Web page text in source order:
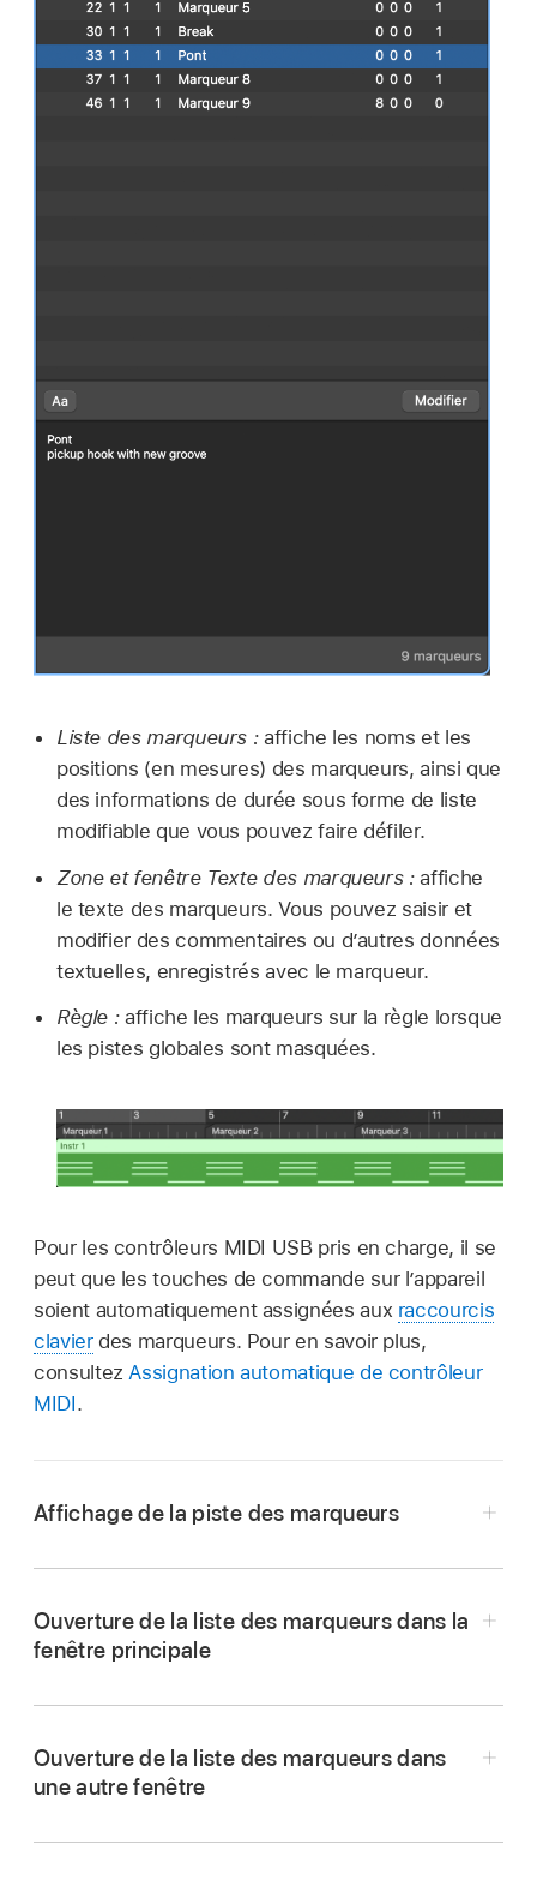
Liste des marqueurs :affiche les noms et les
positions (en mesures) des marqueurs, ainsi que
des informations de durée sous forme de liste
modifiable que vous pouvez faire défiler.
Zone et fenêtre Texte des marqueurs :affiche
le texte des marqueurs. Vous pouvez saisir et
modifier des commentaires ou d’autres données
textuelles, enregistrés avec le marqueur.
Règle :affiche les marqueurs sur la règle lorsque
les pistes globales sont masquées.
Pour les contrôleurs MIDI USB pris en charge, il se
peut que les touches de commande sur l’appareil
soient automatiquement assignées aux raccourcis
clavierdes marqueurs. Pour en savoir plus,
consultezAssignation automatique de contrôleur
MIDI.
Affichage de la piste des marqueurs
Choisissez Piste > Pistes globales > Afficher
les pistes globales (ou appuyez sur G).
au-dessus des en-têtes de piste.
Dans la présentation « Piste globale unique »,
Ouverture de la liste des marqueurs dans la
fenêtre principale
commandes, puis cliquez sur le bouton
Marqueur.
Ouverture de la liste des marqueurs dans
une autre fenêtre